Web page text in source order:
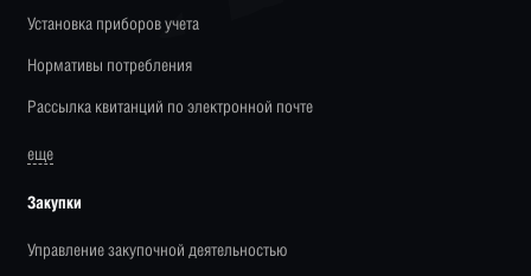
Установка приборов учета
Нормативы потребления
Рассылка квитанций по электронной почте
еще
Закупки
Управление закупочной деятельностью